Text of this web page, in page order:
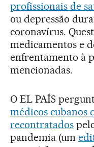
profissionais de
ou depressão
coronavírus.
medicamentos e
enfrentamento à
mencionadas.
O EL PAÍS
médicos cubanos
recontratados
pandemia (um